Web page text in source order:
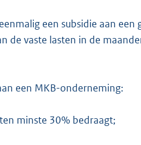
een subsidie aan
de vaste lasten in de
een MKB-onderneming:
minste 30% bedraagt;